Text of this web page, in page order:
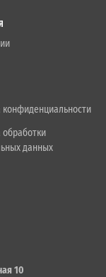
конфиденциальности
обработки
данных
10